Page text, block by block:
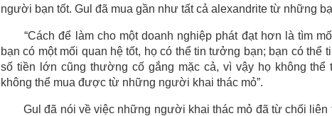
người bạn tốt. Gul đã mua gần như tất cả alexandrite từ những
“Cách để làm cho một doanh nghiệp phát đạt hơn là tìm
bạn có một mối quan hệ tốt, họ có thể tin tưởng bạn; bạn có
số tiền lớn cũng thường cố gắng mặc cả, vì vậy họ không
không thể mua được từ những người khai thác mỏ”.
Gul đã nói về việc những người khai thác mỏ đã từ chối